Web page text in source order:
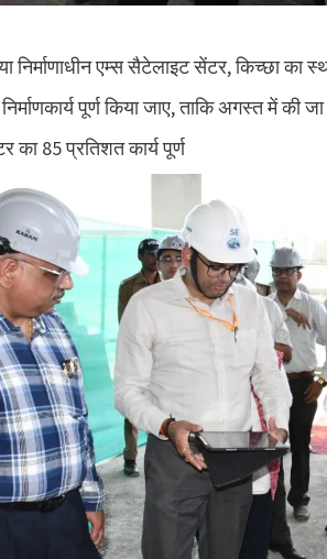
निर्माणाधीन एम्स सैटेलाइट सेंटर, किच्छा का
पूर्ण किया जाए, ताकि अगस्त में
का 85 प्रतिशत कार्य पूर्ण